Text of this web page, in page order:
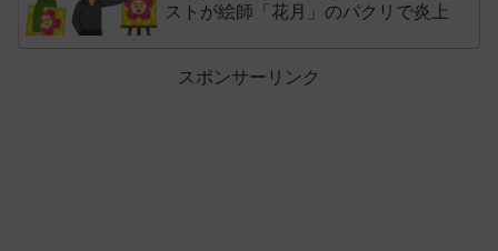
ストが絵師「花月」のパクリで炎上
スポンサーリンク